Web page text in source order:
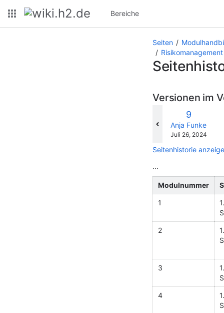
Bereiche
Seiten
Versionen im
Alte
Version
9
Anja Funke
Gespeichert
Juli 26, 2024
Seitenhistorie
...
Modulnummer
1
1.
2
1.
3
1.
4
1.